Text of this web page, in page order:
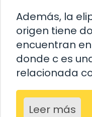
Además, la
origen tiene
encuentran
donde c es
relacionada
Leer más